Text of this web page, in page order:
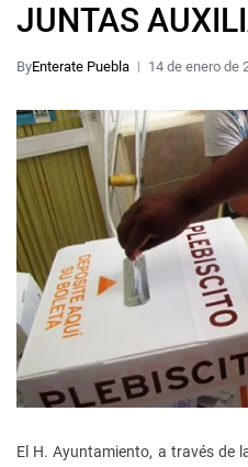
JUNTAS
ByEnterate Puebla 14 de enero de
El H. Ayuntamiento, a través de